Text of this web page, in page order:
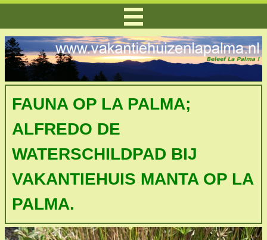
FAUNA OP LA PALMA;
ALFREDO DE
WATERSCHILDPAD BIJ
VAKANTIEHUIS MANTA OP LA
PALMA.